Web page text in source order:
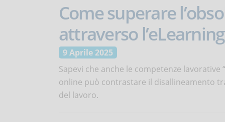
Come superare
attraverso l’eLearning
9 Aprile 2025
Sapevi che anche le competenze lavorative
online può contrastare il disallineamento
del lavoro.